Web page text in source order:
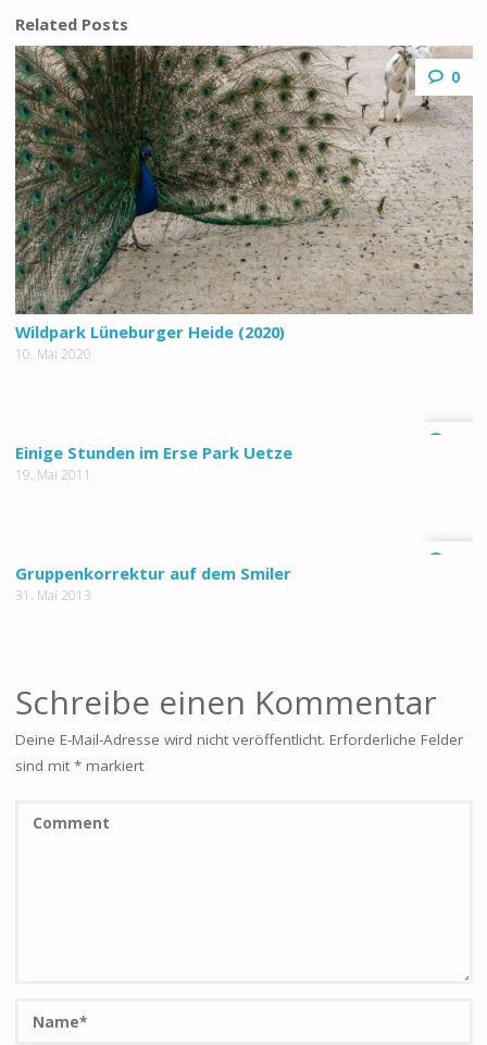
Related Posts
0
Wildpark Lüneburger Heide (2020)
10. Mai 2020
Einige Stunden im Erse Park Uetze
19. Mai 2011
Gruppenkorrektur auf dem Smiler
31. Mai 2013
Schreibe einen Kommentar
Deine E-Mail-Adresse wird nicht veröffentlicht. Erforderliche Felder
sind mit *markiert